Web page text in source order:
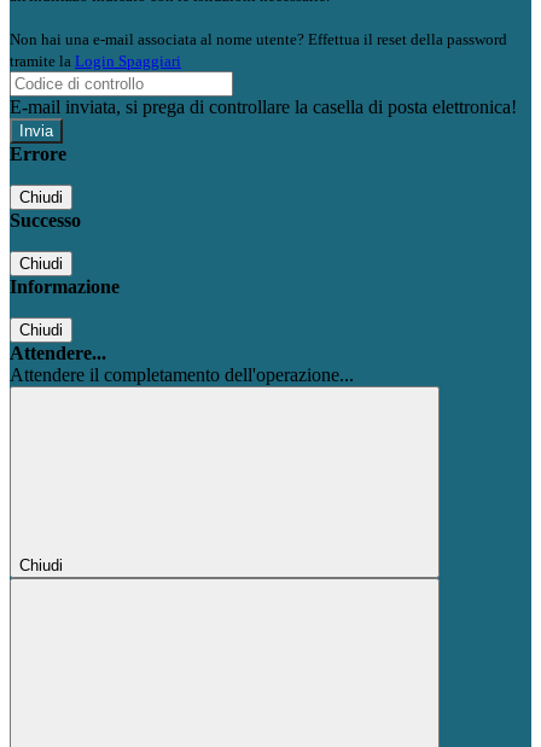
Non hai una e-mail associata al nome utente? Effettua il reset della password
tramite la Login Spaggiari
E-mail inviata, si prega di controllare la casella di posta elettronica!
Errore
Chiudi
Successo
Chiudi
Informazione
Chiudi
Attendere...
Attendere il completamento dell'operazione...
Chiudi